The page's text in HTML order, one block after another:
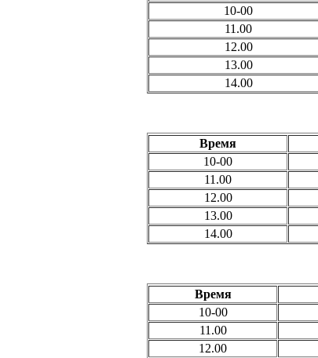
10-00
11.00
12.00
13.00
14.00
Время
10-00
11.00
12.00
13.00
14.00
Время
10-00
11.00
12.00